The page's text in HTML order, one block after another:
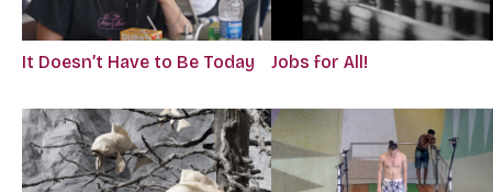
It Doesn’t Have to Be Today Jobs for All!